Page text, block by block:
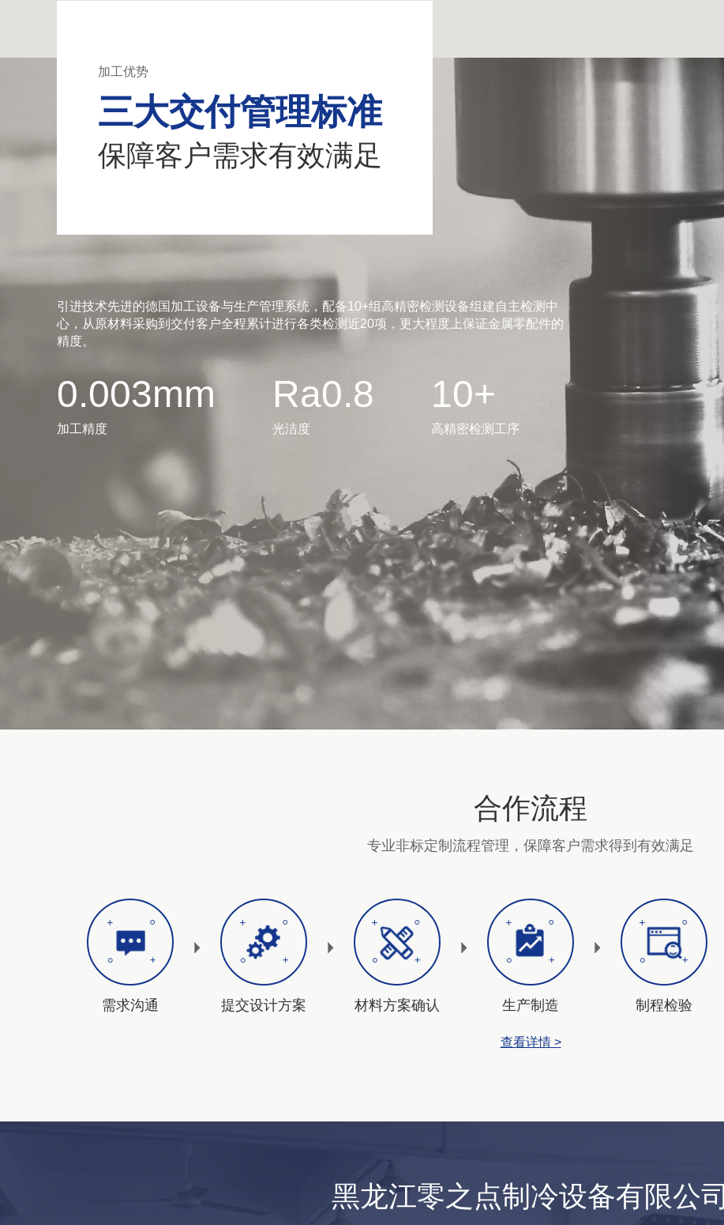
加工优势
三大交付管理标准
保障客户需求有效满足
引进技术先进的德国加工设备与生产管理系统，配备10+组高精密检测设备组建自主检测中
心，从原材料采购到交付客户全程累计进行各类检测近20项，更大程度上保证金属零配件的
精度。
0.003mm
加工精度
Ra0.8
光洁度
10+
高精密检测工序
合作流程
专业非标定制流程管理，保障客户需求得到有效满足
需求沟通 提交设计方案 材料方案确认 生产制造 制程检验
查看详情 >
黑龙江零之点制冷设备有限公司